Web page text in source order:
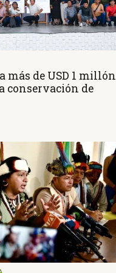
más de USD 1 millón
conservación de